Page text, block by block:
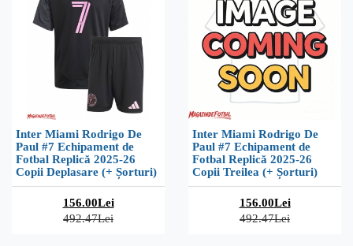
Inter Miami Rodrigo De
Paul #7 Echipament de
Fotbal Replică 2025-26
Copii Deplasare (+ Șorturi)
156.00Lei
492.47Lei
Inter Miami Rodrigo De
Paul #7 Echipament de
Fotbal Replică 2025-26
Copii Treilea (+ Șorturi)
156.00Lei
492.47Lei